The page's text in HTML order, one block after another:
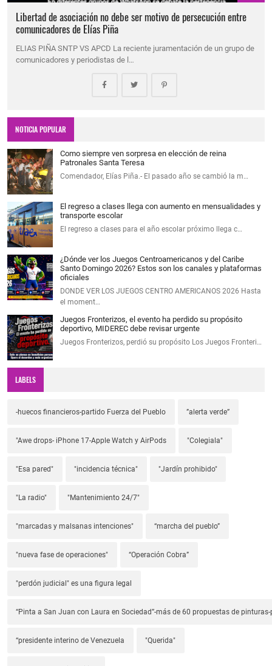
Libertad de asociación no debe ser motivo de persecución entre
comunicadores de Elías Piña
ELIAS PIÑA SNTP VS APCD La reciente juramentación de un grupo de
comunicadores y periodistas de l…
NOTICIA POPULAR
Como siempre ven sorpresa en elección de reina
Patronales Santa Teresa
Comendador, Elías Piña.- El pasado año se cambió la m…
El regreso a clases llega con aumento en mensualidades y
transporte escolar
El regreso a clases para el año escolar próximo llega c…
¿Dónde ver los Juegos Centroamericanos y del Caribe
Santo Domingo 2026? Estos son los canales y plataformas
oficiales
DONDE VER LOS JUEGOS CENTRO AMERICANOS 2026 Hasta
el moment…
Juegos Fronterizos, el evento ha perdido su propósito
deportivo, MIDEREC debe revisar urgente
Juegos Fronterizos, perdió su propósito Los Juegos Fronteri…
LABELS
-huecos financieros-partido Fuerza del Pueblo ”alerta verde”
"Awe drops- iPhone 17-Apple Watch y AirPods "Colegiala"
"Esa pared" "incidencia técnica" "Jardín prohibido"
"La radio" "Mantenimiento 24/7"
"marcadas y malsanas intenciones" “marcha del pueblo”
"nueva fase de operaciones" “Operación Cobra”
"perdón judicial" es una figura legal
“Pinta a San Juan con Laura en Sociedad”-más de 60 propuestas de
“presidente interino de Venezuela "Querida"